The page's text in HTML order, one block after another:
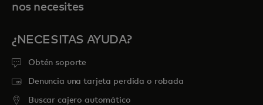
nos necesites
¿NECESITAS AYUDA?
Obtén soporte
Denuncia una tarjeta perdida o robada
Buscar cajero automático